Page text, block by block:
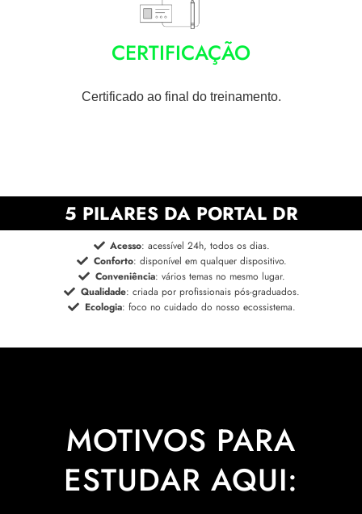
CERTIFICAÇÃO
Certificado ao final do treinamento.
5 PILARES DA PORTAL DR
Acesso: acessível 24h, todos os dias.
Conforto: disponível em qualquer dispositivo.
Conveniência: vários temas no mesmo lugar.
Qualidade: criada por profissionais pós-graduados.
Ecologia: foco no cuidado do nosso ecossistema.
MOTIVOS PARA
ESTUDAR AQUI: